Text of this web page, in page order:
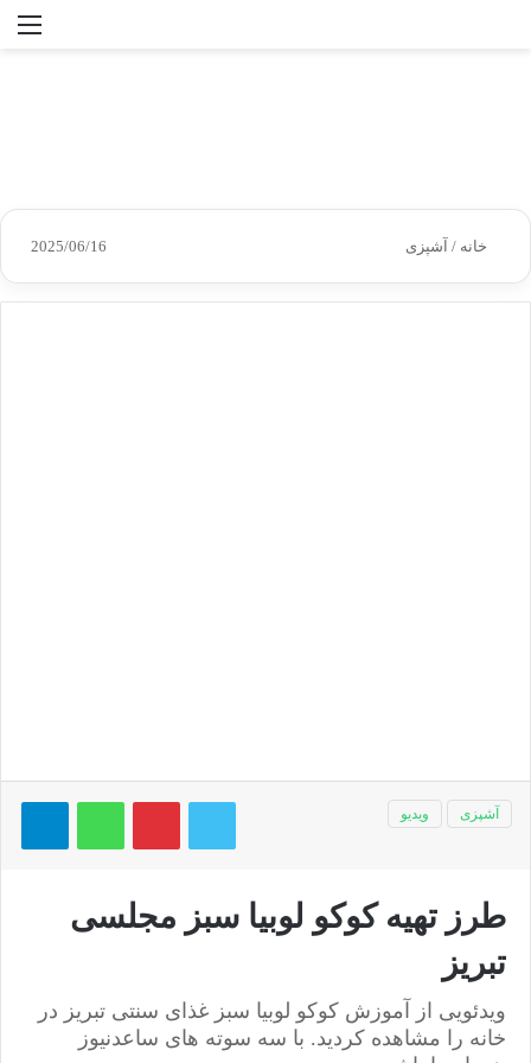
جستجو
خانه / آشپزی 2025/06/16
توییتر پینتریستواتس آپ
آشپزی ویدیو
طرز تهیه کوکو لوبیا سبز مجلسی
تبریز
ویدئویی از آموزش کوکو لوبیا سبز غذای سنتی تبریز در
خانه را مشاهده کردید. با سه سوته های ساعدنیوز